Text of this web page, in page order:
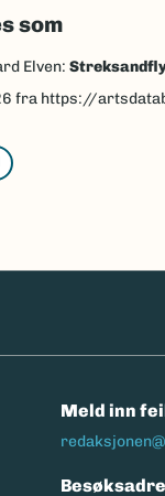
som
Elven:
fra https://
Meld inn